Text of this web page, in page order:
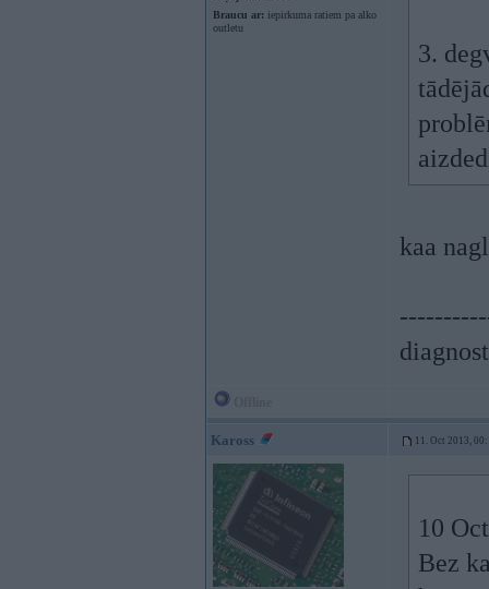
Braucu ar: iepirkuma ratiem pa alko
outletu
3.
kaa
Kaross 11. Oct 2013,
10
Bez